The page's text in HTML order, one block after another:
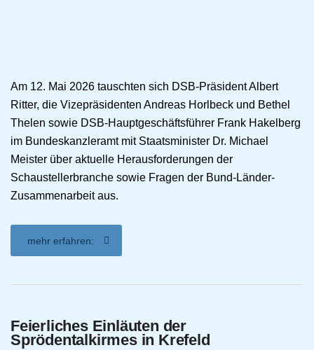
Am 12. Mai 2026 tauschten sich DSB-Präsident Albert
Ritter, die Vizepräsidenten Andreas Horlbeck und Bethel
Thelen sowie DSB-Hauptgeschäftsführer Frank Hakelberg
im Bundeskanzleramt mit Staatsminister Dr. Michael
Meister über aktuelle Herausforderungen der
Schaustellerbranche sowie Fragen der Bund-Länder-
Zusammenarbeit aus.
mehr erfahren:
Feierliches Einläuten der
Sprödentalkirmes in Krefeld